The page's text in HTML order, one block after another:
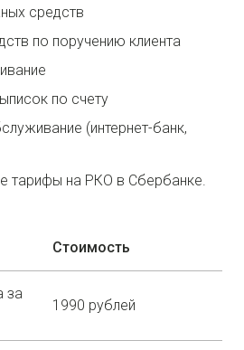
средств
по поручению клиента
по счету
(интернет-банк,
тарифы на РКО в Сбербанке.
Стоимость
за
1990 рублей